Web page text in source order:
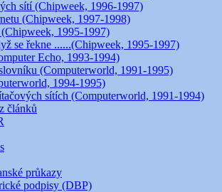
sítí (Chipweek, 1996-1997)
(Chipweek, 1997-1998)
1995-1997)
se řekne ......(Chipweek, 1995-1997)
Echo, 1993-1994)
(Computerworld, 1991-1995)
1994-1995)
sítích (Computerworld, 1991-1994)
článků
průkazy
podpisy (DBP)